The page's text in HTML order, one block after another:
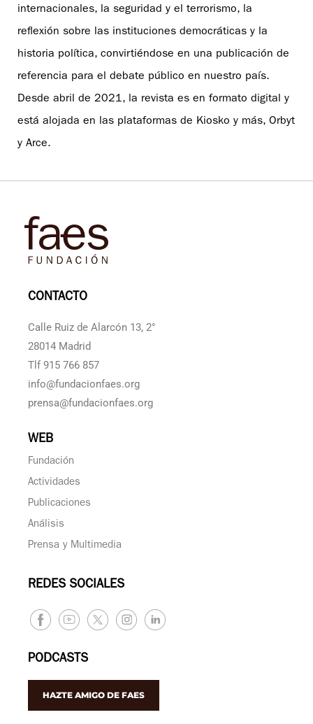
internacionales, la seguridad y el terrorismo, la
reflexión sobre las instituciones democráticas y la
historia política, convirtiéndose en una publicación de
referencia para el debate público en nuestro país.
Desde abril de 2021, la revista es en formato digital y
está alojada en las plataformas de Kiosko y más, Orbyt
y Arce.
CONTACTO
Calle Ruiz de Alarcón 13, 2°
28014 Madrid
Tlf 915 766 857
info@fundacionfaes.org
prensa@fundacionfaes.org
WEB
Fundación
Actividades
Publicaciones
Análisis
Prensa y Multimedia
REDES SOCIALES
PODCASTS
HAZTE AMIGO DE FAES